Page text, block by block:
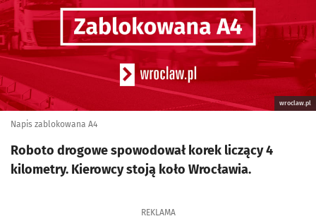
wroclaw.pl
Napis zablokowana A4
Roboto drogowe spowodował korek liczący 4
kilometry. Kierowcy stoją koło Wrocławia.
REKLAMA